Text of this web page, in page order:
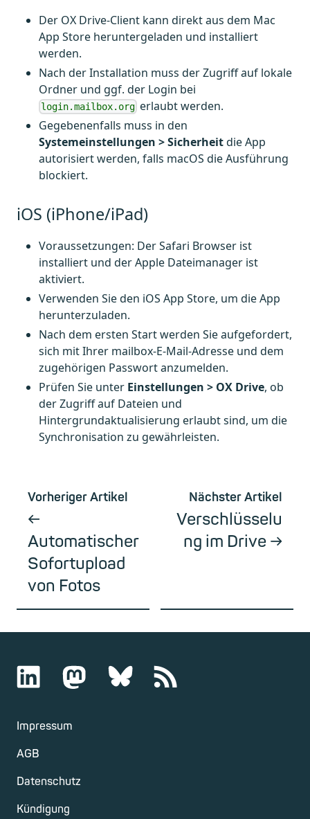
Der OX Drive-Client kann direkt aus dem Mac
App Store heruntergeladen und installiert
werden.
Nach der Installation muss der Zugriff auf lokale
Ordner und ggf. der Login bei
login.mailbox.org erlaubt werden.
Gegebenenfalls muss in den
Systemeinstellungen > Sicherheitdie App
autorisiert werden, falls macOS die Ausführung
blockiert.
iOS (iPhone/iPad)
Voraussetzungen: Der Safari Browser ist
installiert und der Apple Dateimanager ist
aktiviert.
Verwenden Sie den iOS App Store, um die App
herunterzuladen.
Nach dem ersten Start werden Sie aufgefordert,
sich mit Ihrer mailbox-E-Mail-Adresse und dem
zugehörigen Passwort anzumelden.
Prüfen Sie unter Einstellungen > OX Drive, ob
der Zugriff auf Dateien und
Hintergrundaktualisierung erlaubt sind, um die
Synchronisation zu gewährleisten.
Vorheriger Artikel
Automatischer
Sofortupload
von Fotos
Nächster Artikel
Verschlüsselu
ng im Drive
Impressum
AGB
Datenschutz
Kündigung